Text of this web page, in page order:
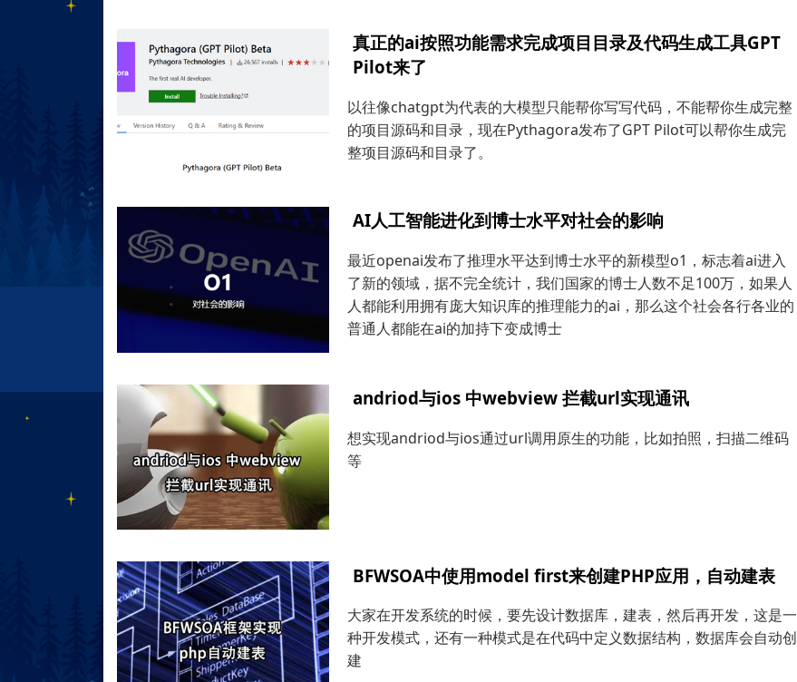
真正的ai按照功能需求完成项目目录及代码生成工具GPT
Pilot来了
以往像chatgpt为代表的大模型只能帮你写写代码，不能帮你生成完整
的项目源码和目录，现在Pythagora发布了GPT Pilot可以帮你生成完
整项目源码和目录了。
AI人工智能进化到博士水平对社会的影响
最近openai发布了推理水平达到博士水平的新模型o1，标志着ai进入
了新的领域，据不完全统计，我们国家的博士人数不足100万，如果人
人都能利用拥有庞大知识库的推理能力的ai，那么这个社会各行各业的
普通人都能在ai的加持下变成博士
andriod与ios 中webview 拦截url实现通讯
想实现andriod与ios通过url调用原生的功能，比如拍照，扫描二维码
等
BFWSOA中使用model first来创建PHP应用，自动建表
大家在开发系统的时候，要先设计数据库，建表，然后再开发，这是一
种开发模式，还有一种模式是在代码中定义数据结构，数据库会自动创
建